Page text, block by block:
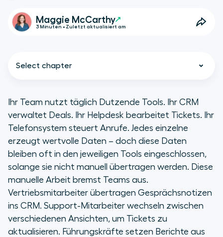
Maggie McCarthy
3 Minuten • Zuletzt aktualisiert am
Select chapter
Die Aircall-Integration mit Zapier
ist da
Was Sie automatisieren können
So legen Sie los
Was Sie heute bereits umsetzen
können
Ihr Team nutzt täglich Dutzende Tools. Ihr CRM
verwaltet Deals. Ihr Helpdesk bearbeitet Tickets. Ihr
Telefonsystem steuert Anrufe. Jedes einzelne
erzeugt wertvolle Daten – doch diese Daten
bleiben oft in den jeweiligen Tools eingeschlossen,
solange sie nicht manuell übertragen werden. Diese
manuelle Arbeit bremst Teams aus.
Vertriebsmitarbeiter übertragen Gesprächsnotizen
ins CRM. Support-Mitarbeiter wechseln zwischen
verschiedenen Ansichten, um Tickets zu
aktualisieren. Führungskräfte setzen Berichte aus